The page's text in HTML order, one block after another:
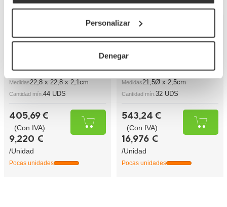
Personalizar
Denegar
Cantidad mín.44 UDS
(Con IVA)
Cantidad mín.32 UDS
543,24 €
(Con IVA)